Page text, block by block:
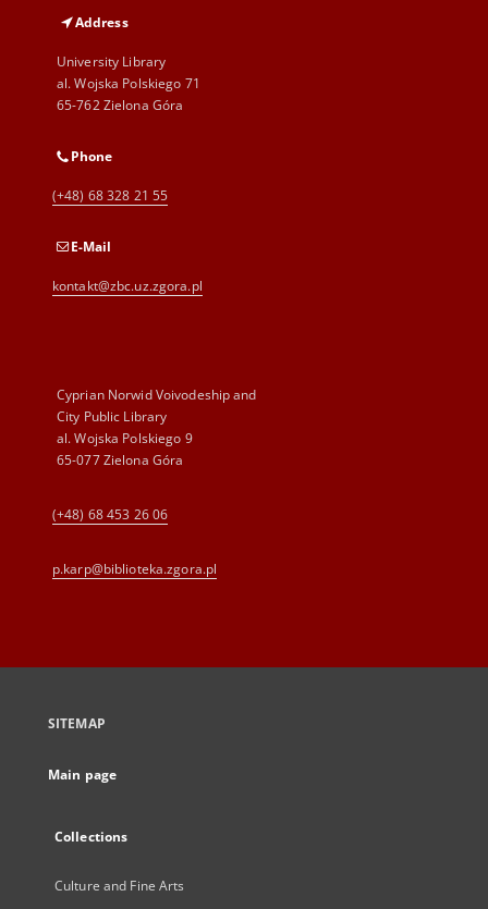
Address
University Library
al. Wojska Polskiego 71
65-762 Zielona Góra
Phone
(+48) 68 328 21 55
E-Mail
kontakt@zbc.uz.zgora.pl
Cyprian Norwid Voivodeship and
City Public Library
al. Wojska Polskiego 9
65-077 Zielona Góra
(+48) 68 453 26 06
p.karp@biblioteka.zgora.pl
SITEMAP
Main page
Collections
Culture and Fine Arts